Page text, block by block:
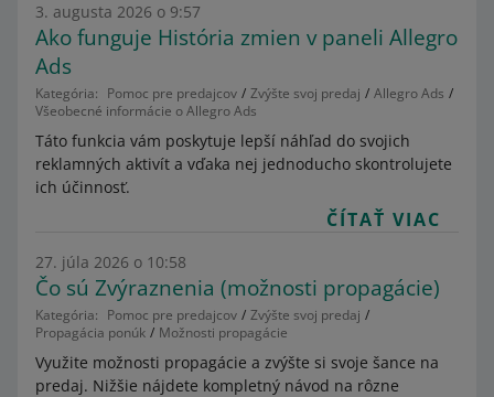
3. augusta 2026 o 9:57
Ako funguje História zmien v paneli Allegro
Ads
Kategória: Pomoc pre predajcov Zvýšte svoj predaj
Allegro Ads
Všeobecné informácie o Allegro Ads
Táto funkcia vám poskytuje lepší náhľad do svojich
reklamných aktivít a vďaka nej jednoducho skontrolujete
ich účinnosť.
ČÍTAŤ VIAC
27. júla 2026 o 10:58
Čo sú Zvýraznenia (možnosti propagácie)
Kategória: Pomoc pre predajcov
Zvýšte svoj predaj
Propagácia ponúk
Možnosti propagácie
Využite možnosti propagácie a zvýšte si svoje šance na
predaj. Nižšie nájdete kompletný návod na rôzne